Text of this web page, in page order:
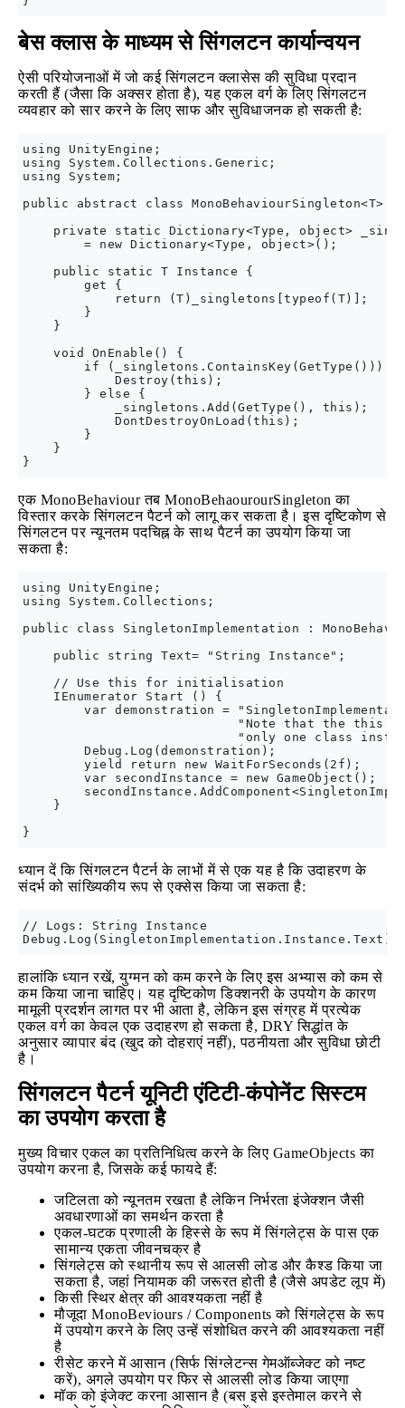
बेस क्लास के माध्यम से सिंगलटन कार्यान्वयन
ऐसी परियोजनाओं में जो कई सिंगलटन क्लासेस की सुविधा प्रदान
करती हैं (जैसा कि अक्सर होता है), यह एकल वर्ग के लिए सिंगलटन
व्यवहार को सार करने के लिए साफ और सुविधाजनक हो सकती है:
using UnityEngine;
using System.Collections.Generic;
using System;
public abstract class MonoBehaviourSingleton<T> :
private static Dictionary<Type, object>
        = new Dictionary<Type, object>();
    public static T Instance {
        get {
            return (T)_singletons[typeof(T)];
        }
    }
    void OnEnable() {
        if (_singletons.ContainsKey(GetType())) {
            Destroy(this);
        } else {
            _singletons.Add(GetType(), this);
            DontDestroyOnLoad(this);
        }
    }
एक MonoBehaviour तब MonoBehaourourSingleton का
विस्तार करके सिंगलटन पैटर्न को लागू कर सकता है। इस दृष्टिकोण से
सिंगलटन पर न्यूनतम पदचिह्न के साथ पैटर्न का उपयोग किया जा
सकता है:
using UnityEngine;
using System.Collections;
public class SingletonImplementation :
    public string Text= "String Instance";
    // Use this for initialisation
    IEnumerator Start () {
var demonstration =
"Note that the this
"only one class
        Debug.Log(demonstration);
        yield return new WaitForSeconds(2f);
        var secondInstance = new GameObject();
    }
ध्यान दें कि सिंगलटन पैटर्न के लाभों में से एक यह है कि उदाहरण के
संदर्भ को सांख्यिकीय रूप से एक्सेस किया जा सकता है:
// Logs: String Instance
हालांकि ध्यान रखें, युग्मन को कम करने के लिए इस अभ्यास को कम से
कम किया जाना चाहिए। यह दृष्टिकोण डिक्शनरी के उपयोग के कारण
मामूली प्रदर्शन लागत पर भी आता है, लेकिन इस संग्रह में प्रत्येक
एकल वर्ग का केवल एक उदाहरण हो सकता है, DRY सिद्धांत के
अनुसार व्यापार बंद (खुद को दोहराएं नहीं), पठनीयता और सुविधा छोटी
है।
सिंगलटन पैटर्न यूनिटी एंटिटी-कंपोनेंट सिस्टम
का उपयोग करता है
मुख्य विचार एकल का प्रतिनिधित्व करने के लिए GameObjects का
उपयोग करना है, जिसके कई फायदे हैं:
जटिलता को न्यूनतम रखता है लेकिन निर्भरता इंजेक्शन जैसी
अवधारणाओं का समर्थन करता है
एकल-घटक प्रणाली के हिस्से के रूप में सिंगलेट्स के पास एक
सामान्य एकता जीवनचक्र है
सिंगलेट्स को स्थानीय रूप से आलसी लोड और कैश्ड किया जा
सकता है, जहां नियामक की जरूरत होती है (जैसे अपडेट लूप में)
किसी स्थिर क्षेत्र की आवश्यकता नहीं है
मौजूदा MonoBeviours / Components को सिंगलेट्स के रूप
में उपयोग करने के लिए उन्हें संशोधित करने की आवश्यकता नहीं
है
रीसेट करने में आसान (सिर्फ सिंग्लेटन्स गेमऑब्जेक्ट को नष्ट
करें), अगले उपयोग पर फिर से आलसी लोड किया जाएगा
मॉक को इंजेक्ट करना आसान है (बस इसे इस्तेमाल करने से